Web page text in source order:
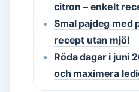
citron – enkelt
Smal pajdeg med
recept utan mjöl
Röda dagar i juni
och maximera